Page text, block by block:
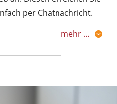
per Chatnachricht.
mehr …